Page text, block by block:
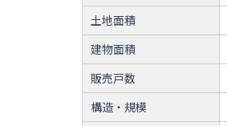
土地面積
建物面積
販売戸数
構造・規模